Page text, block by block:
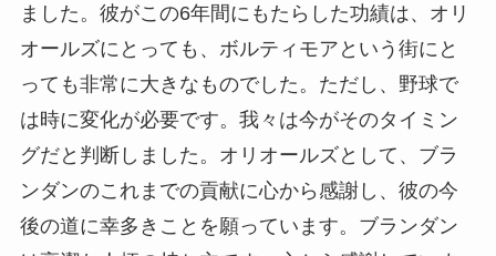
ました。彼がこの6年間にもたらした功績は、オリ
オールズにとっても、ボルティモアという街にと
っても非常に大きなものでした。ただし、野球で
は時に変化が必要です。我々は今がそのタイミン
グだと判断しました。オリオールズとして、ブラ
ンダンのこれまでの貢献に心から感謝し、彼の今
後の道に幸多きことを願っています。ブランダン